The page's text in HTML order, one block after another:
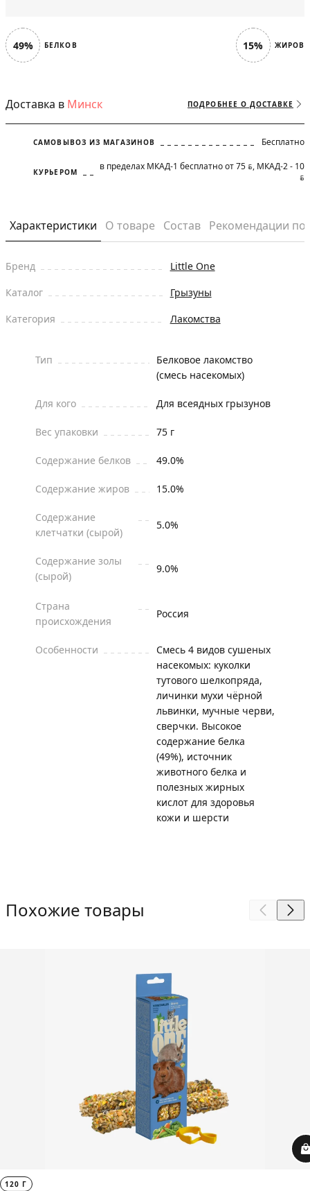
49% БЕЛКОВ 15% ЖИРОВ
Доставка в Минск ПОДРОБНЕЕ О ДОСТАВКЕ
САМОВЫВОЗ ИЗ МАГАЗИНОВ Бесплатно
КУРЬЕРОМ в пределах МКАД-1 бесплатно от 75 BYN, МКАД-2 - 10
BYN
Характеристики О товаре Состав Рекомендации
Бренд
Little One
Каталог
Грызуны
Категория
Лакомства
Тип
Белковое лакомство
(смесь насекомых)
Для кого Для всеядных грызунов
Вес упаковки 75 г
Содержание белков 49.0%
Содержание жиров 15.0%
Содержание
клетчатки (сырой)
5.0%
Содержание золы
(сырой)
9.0%
Страна
происхождения
Россия
Особенности
Смесь 4 видов сушеных
насекомых: куколки
тутового шелкопряда,
личинки мухи чёрной
львинки, мучные черви,
сверчки. Высокое
содержание белка
(49%), источник
животного белка и
полезных жирных
кислот для здоровья
кожи и шерсти
Похожие товары
120 Г